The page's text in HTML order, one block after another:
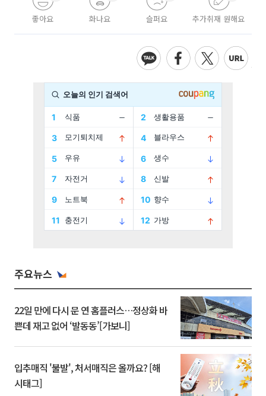
좋아요 화나요 슬퍼요 추가취재 원해요
주요뉴스
22일 만에 다시 문 연 홈플러스…정상화 바
쁜데 재고 없어 ‘발동동’[가보니]
입추매직 '불발', 처서매직은 올까요? [해
시태그]